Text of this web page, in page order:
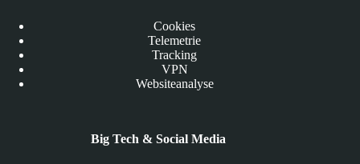
Cookies
Telemetrie
Tracking
VPN
Websiteanalyse
Big Tech & Social Media